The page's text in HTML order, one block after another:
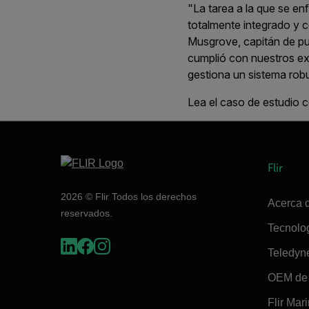
"La tarea a la que se
totalmente integrado y
Musgrove, capitán de
cumplió con nuestros
gestiona un sistema
Lea el caso de estudio
2026 © Flir Todos los derechos
reservados.
Flir
Acerca
OEM
Flir